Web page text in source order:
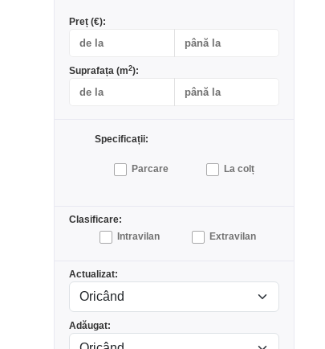
Preț (€):
Suprafața (m2):
Specificații:
Parcare La colț
Clasificare:
Intravilan
Extravilan
Actualizat:
Adăugat: